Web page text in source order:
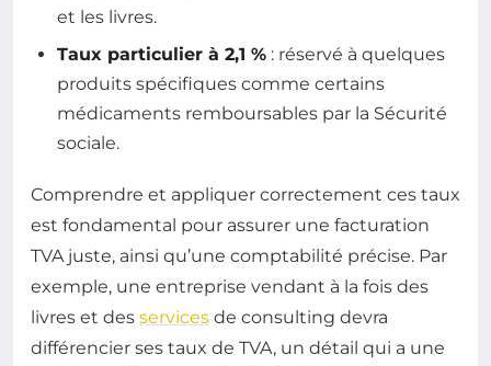
et les livres.
Taux particulier à 2,1 % : réservé à quelques
produits spécifiques comme certains
médicaments remboursables par la Sécurité
sociale.
Comprendre et appliquer correctement ces taux
est fondamental pour assurer une facturation
TVA juste, ainsi qu’une comptabilité précise. Par
exemple, une entreprise vendant à la fois des
livres et des services de consulting devra
différencier ses taux de TVA, un détail qui a une